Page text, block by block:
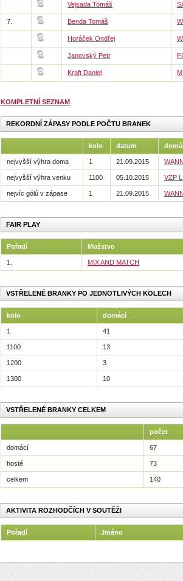
Vejsada Tomáš
7. Benda Tomáš
Horáček Ondřej
Janovský Petr
Kraft Daniel
KOMPLETNÍ SEZNAM
REKORDNÍ ZÁPASY PODLE POČTU BRANEK
kolo datum
nejvyšší výhra doma 1 21.09.2015
nejvyšší výhra venku 1100 05.10.2015 VZP
nejvíc gólů v zápase 1 21.09.2015
FAIR PLAY
Pořadí Mužstvo
1. MIX AND MATCH
VSTŘELENÉ BRANKY PO JEDNOTLIVÝCH KOLECH
kolo domácí
1 41
1100 13
1200 3
1300 10
VSTŘELENÉ BRANKY CELKEM
počet
domácí 67
hosté 73
celkem 140
AKTIVITA ROZHODČÍCH V SOUTĚŽI
Pořadí Jméno